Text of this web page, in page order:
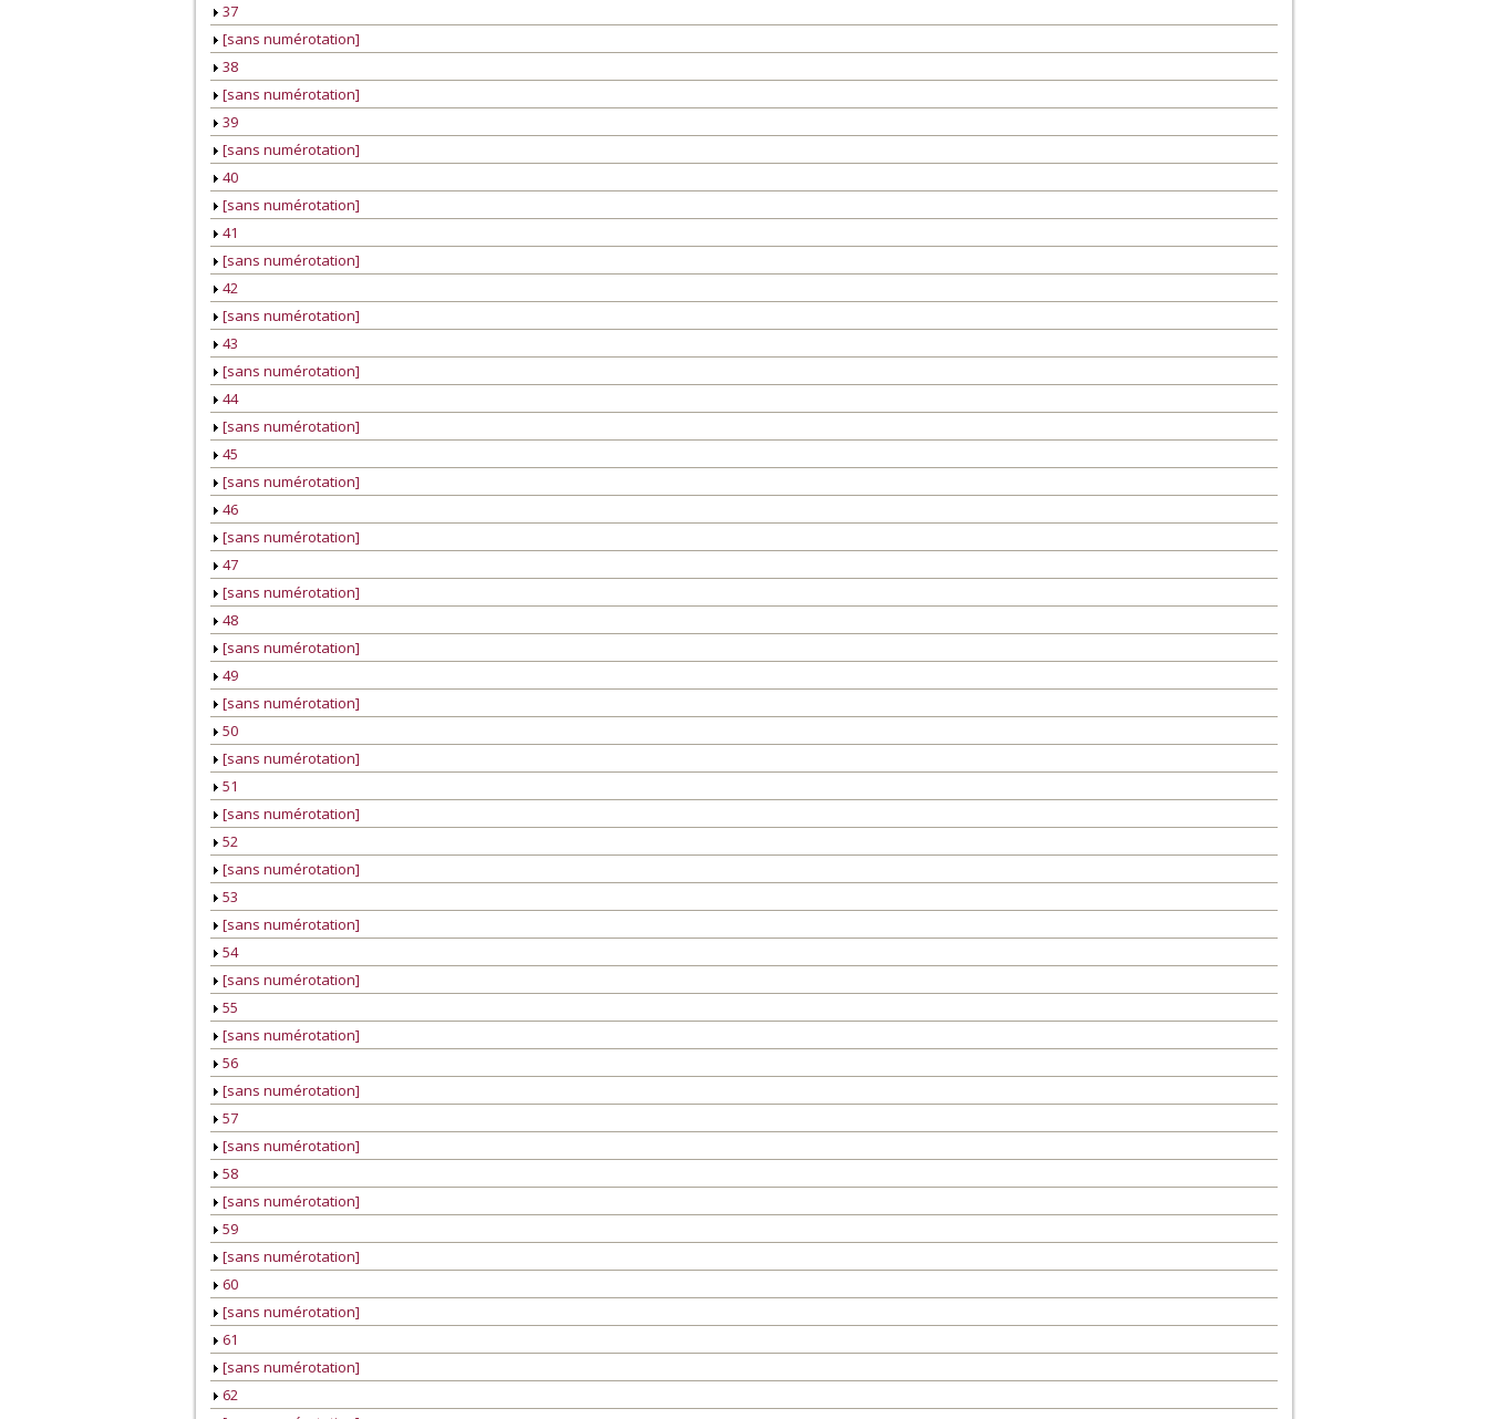
37
[sans numérotation]
38
[sans numérotation]
39
[sans numérotation]
40
[sans numérotation]
41
[sans numérotation]
42
[sans numérotation]
43
[sans numérotation]
44
[sans numérotation]
45
[sans numérotation]
46
[sans numérotation]
47
[sans numérotation]
48
[sans numérotation]
49
[sans numérotation]
50
[sans numérotation]
51
[sans numérotation]
52
[sans numérotation]
53
[sans numérotation]
54
[sans numérotation]
55
[sans numérotation]
56
[sans numérotation]
57
[sans numérotation]
58
[sans numérotation]
59
[sans numérotation]
60
[sans numérotation]
61
[sans numérotation]
62